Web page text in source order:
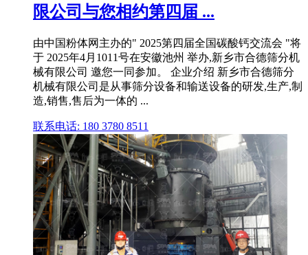
限公司与您相约第四届 ...
由中国粉体网主办的" 2025第四届全国碳酸钙交流会 "将
于 2025年4月1011号在安徽池州 举办,新乡市合德筛分机
械有限公司 邀您一同参加。 企业介绍 新乡市合德筛分
机械有限公司是从事筛分设备和输送设备的研发,生产,制
造,销售,售后为一体的 ...
联系电话: 180 3780 8511